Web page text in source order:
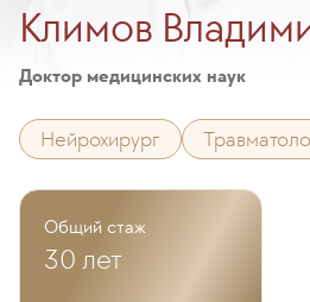
Климов
Доктор медицинских наук
Нейрохирург
Общий стаж
30 лет